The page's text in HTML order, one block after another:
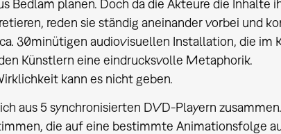
Bedlam planen. Doch da die Akteure die Inhalte
reden sie ständig aneinander vorbei und
30minütigen audiovisuellen Installation, die im
Künstlern eine eindrucksvolle Metaphorik.
kann es nicht geben.
aus 5 synchronisierten DVD-Playern zusammen.
die auf eine bestimmte Animationsfolge